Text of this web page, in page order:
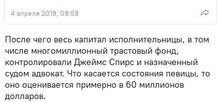
4 апреля 2019, 09:59
После чего весь капитал исполнительницы, в том
числе многомиллионный трастовый фонд,
контролировали Джеймс Спирс и назначенный
судом адвокат. Что касается состояния певицы, то
оно оценивается примерно в 60 миллионов
долларов.